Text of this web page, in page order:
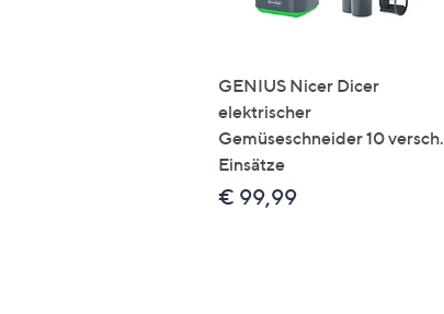
GENIUS Nicer Dicer
elektrischer
Gemüseschneider 10 versch.
Einsätze
€ 99,99